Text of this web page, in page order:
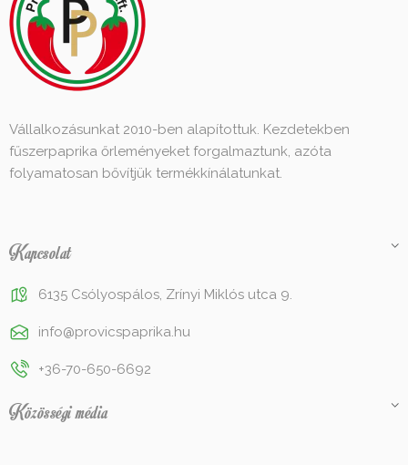
Vállalkozásunkat 2010-ben alapítottuk. Kezdetekben
fűszerpaprika őrleményeket forgalmaztunk, azóta
folyamatosan bővítjük termékkínálatunkat.
Kapcsolat
6135 Csólyospálos, Zrínyi Miklós utca 9.
info@provicspaprika.hu
+36-70-650-6692
Közösségi média